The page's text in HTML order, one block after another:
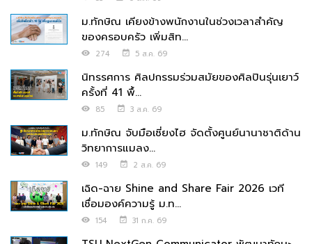
ม.ทักษิณ เคียงข้างพนักงานในช่วงเวลาสำคัญ
ของครอบครัว เพิ่มสิท...
274 5 ส.ค. 69
นิทรรศการ ศิลปกรรมร่วมสมัยของศิลปินรุ่นเยาว์
ครั้งที่ 41 พื้...
85 3 ส.ค. 69
ม.ทักษิณ จับมือเซี่ยงไฮ จัดตั้งศูนย์นานาชาติด้าน
วิทยาการแมลง...
149 2 ส.ค. 69
เฉิด-ฉาย Shine and Share Fair 2026 เวที
เชื่อมองค์ความรู้ ม.ท...
154 31 ก.ค. 69